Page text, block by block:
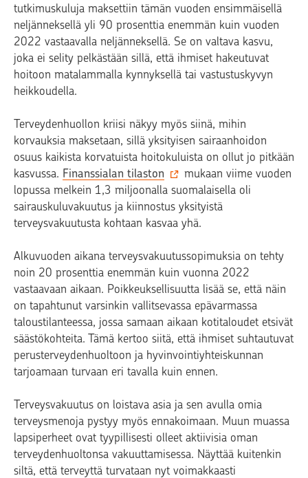
tutkimuskuluja maksettiin tämän vuoden ensimmäisellä
neljänneksellä yli 90 prosenttia enemmän kuin vuoden
2022 vastaavalla neljänneksellä. Se on valtava kasvu,
joka ei selity pelkästään sillä, että ihmiset hakeutuvat
hoitoon matalammalla kynnyksellä tai vastustuskyvyn
heikkoudella.
Terveydenhuollon kriisi näkyy myös siinä, mihin
korvauksia maksetaan, sillä yksityisen sairaanhoidon
osuus kaikista korvatuista hoitokuluista on ollut jo pitkään
kasvussa. Finanssialan tilaston
mukaan viime vuoden
lopussa melkein 1,3 miljoonalla suomalaisella oli
sairauskuluvakuutus ja kiinnostus yksityistä
terveysvakuutusta kohtaan kasvaa yhä.
Alkuvuoden aikana terveysvakuutussopimuksia on tehty
noin 20 prosenttia enemmän kuin vuonna 2022
vastaavaan aikaan. Poikkeuksellisuutta lisää se, että näin
on tapahtunut varsinkin vallitsevassa epävarmassa
taloustilanteessa, jossa samaan aikaan kotitaloudet etsivät
säästökohteita. Tämä kertoo siitä, että ihmiset suhtautuvat
perusterveydenhuoltoon ja hyvinvointiyhteiskunnan
tarjoamaan turvaan eri tavalla kuin ennen.
Terveysvakuutus on loistava asia ja sen avulla omia
terveysmenoja pystyy myös ennakoimaan. Muun muassa
lapsiperheet ovat tyypillisesti olleet aktiivisia oman
terveydenhuoltonsa vakuuttamisessa. Näyttää kuitenkin
siltä, että terveyttä turvataan nyt voimakkaasti